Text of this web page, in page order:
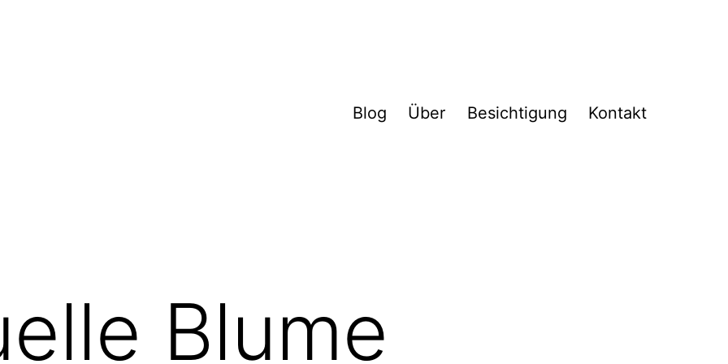
Blog Über Besichtigung Kontakt
Blume